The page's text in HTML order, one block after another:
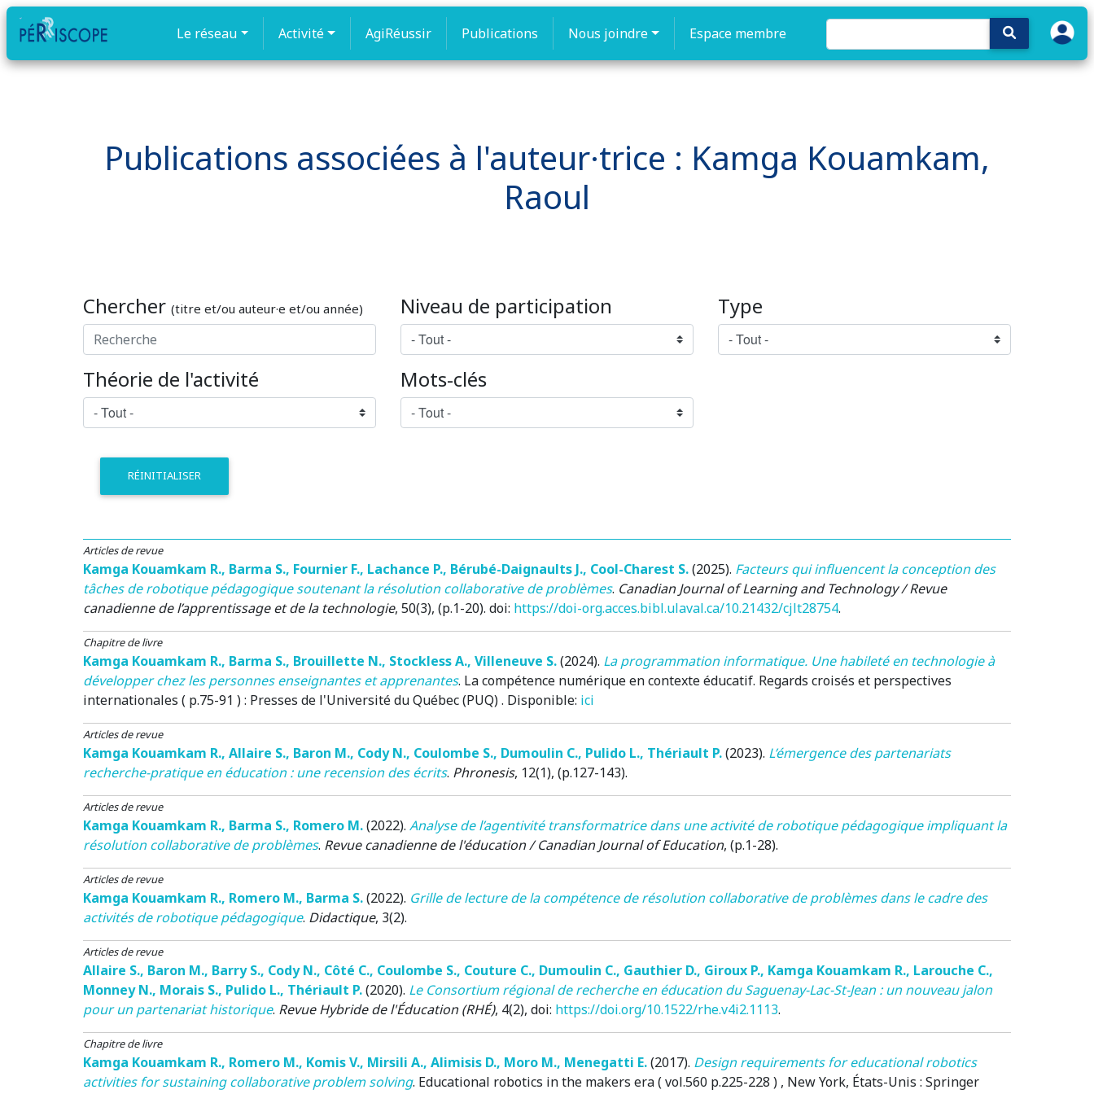
Le réseau Activité AgiRéussir Publications Nous joindre Espace membre
Publications associées à l'auteur·trice : Kamga Kouamkam,
Raoul
Chercher (titre et/ou auteur·e et/ou année) Niveau de participation Type
Théorie de l'activité Mots-clés
RÉINITIALISER
Articles de revue
Kamga Kouamkam R., Barma S., Fournier F., Lachance P., Bérubé-Daignaults J., Cool-Charest S.(2025). Facteurs qui influencent la conception des
tâches de robotique pédagogique soutenant la résolution collaborative de problèmes. Canadian Journal of Learning and Technology / Revue
canadienne de l’apprentissage et de la technologie, 50(3), (p.1-20). doi: https://doi-org.acces.bibl.ulaval.ca/10.21432/cjlt28754.
Chapitre de livre
Kamga Kouamkam R., Barma S., Brouillette N., Stockless A., Villeneuve S.(2024). La programmation informatique. Une habileté en technologie à
développer chez les personnes enseignantes et apprenantes. La compétence numérique en contexte éducatif. Regards croisés et perspectives
internationales ( p.75-91 ): Presses de l'Université du Québec (PUQ) . Disponible: ici
Articles de revue
Kamga Kouamkam R., Allaire S., Baron M., Cody N., Coulombe S., Dumoulin C., Pulido L., Thériault P.(2023). L’émergence des partenariats
recherche-pratique en éducation : une recension des écrits. Phronesis, 12(1), (p.127-143).
Articles de revue
Kamga Kouamkam R., Barma S., Romero M.(2022). Analyse de l’agentivité transformatrice dans une activité de robotique pédagogique impliquant la
résolution collaborative de problèmes. Revue canadienne de l'éducation / Canadian Journal of Education, (p.1-28).
Articles de revue
Kamga Kouamkam R., Romero M., Barma S.(2022). Grille de lecture de la compétence de résolution collaborative de problèmes dans le cadre des
activités de robotique pédagogique. Didactique, 3(2).
Articles de revue
Allaire S., Baron M., Barry S., Cody N., Côté C., Coulombe S., Couture C., Dumoulin C., Gauthier D., Giroux P., Kamga Kouamkam R., Larouche C.,
Monney N., Morais S., Pulido L., Thériault P.(2020). Le Consortium régional de recherche en éducation du Saguenay-Lac-St-Jean : un nouveau jalon
pour un partenariat historique. Revue Hybride de l'Éducation (RHÉ), 4(2), doi: https://doi.org/10.1522/rhe.v4i2.1113.
Chapitre de livre
Kamga Kouamkam R., Romero M., Komis V., Mirsili A., Alimisis D., Moro M., Menegatti E.(2017). Design requirements for educational robotics
activities for sustaining collaborative problem solving. Educational robotics in the makers era ( vol.560 p.225-228 ) , New York, États-Unis : Springer